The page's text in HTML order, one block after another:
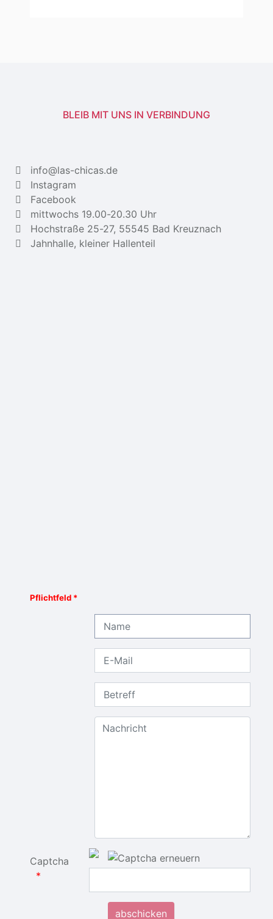
BLEIB MIT UNS IN VERBINDUNG
info@las-chicas.de
Instagram
Facebook
mittwochs 19.00-20.30 Uhr
Hochstraße 25-27, 55545 Bad Kreuznach
Jahnhalle, kleiner Hallenteil
Pflichtfeld *
Captcha